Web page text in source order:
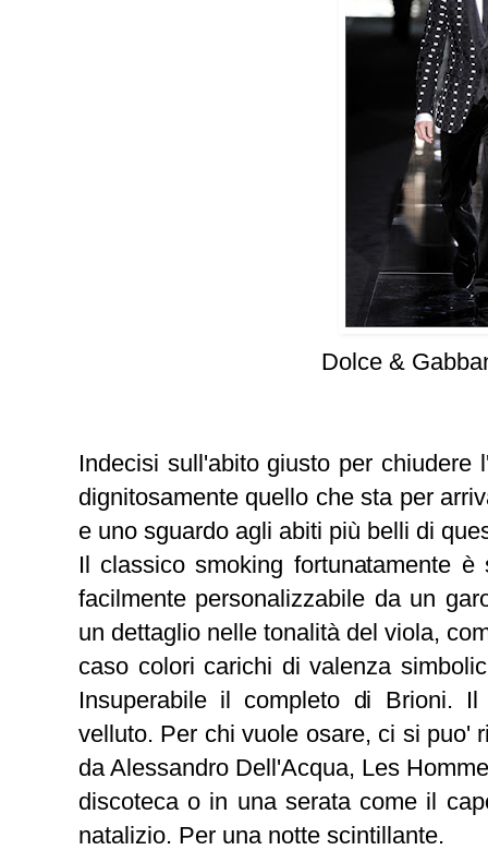
Dolce &
Indecisi sull'abito giusto per
dignitosamente quello che sta per
e uno sguardo agli abiti più belli di
Il classico smoking fortunatamente
facilmente personalizzabile da un
un dettaglio nelle tonalità del viola,
caso colori carichi di valenza
Insuperabile il completo di Brioni.
velluto. Per chi vuole osare, ci si puo'
da Alessandro Dell'Acqua, Les
discoteca o in una serata come il
natalizio. Per una notte scintillante.